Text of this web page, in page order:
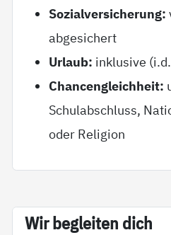
Sozialversicherung:
abgesichert
Urlaub: inklusive
Chancengleichheit:
Schulabschluss,
oder Religion
Wir be­g­lei­ten dich